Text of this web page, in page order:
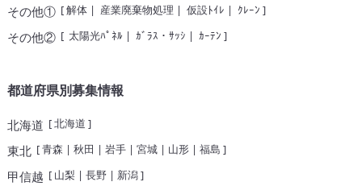
その他①[解体| 産業廃棄物処理 | 仮設ﾄｲﾚ | ｸﾚｰﾝ ]
その他②[ 太陽光ﾊﾟﾈﾙ | ｶﾞﾗｽ・ｻｯｼ | ｶｰﾃﾝ ]
都道府県別募集情報
北海道 [北海道 ]
東北 [青森 | 秋田 | 岩手| 宮城| 山形| 福島 ]
甲信越 [ 山梨 | 長野| 新潟]